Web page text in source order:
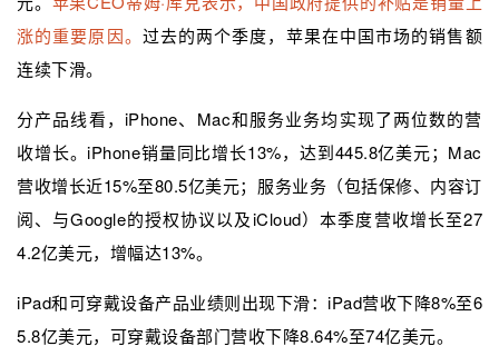
涨的重要原因。 过去的两个季度，苹果在中国市场的销售额
连续下滑。
分产品线看，iPhone、Mac和服务业务均实现了两位数的营
收增长。iPhone销量同比增长13%，达到445.8亿美元；Mac
营收增长近15%至80.5亿美元；服务业务（包括保修、内容订
阅、与Google的授权协议以及iCloud）本季度营收增长至27
4.2亿美元，增幅达13%。
iPad和可穿戴设备产品业绩则出现下滑：iPad营收下降8%至6
5.8亿美元，可穿戴设备部门营收下降8.64%至74亿美元。